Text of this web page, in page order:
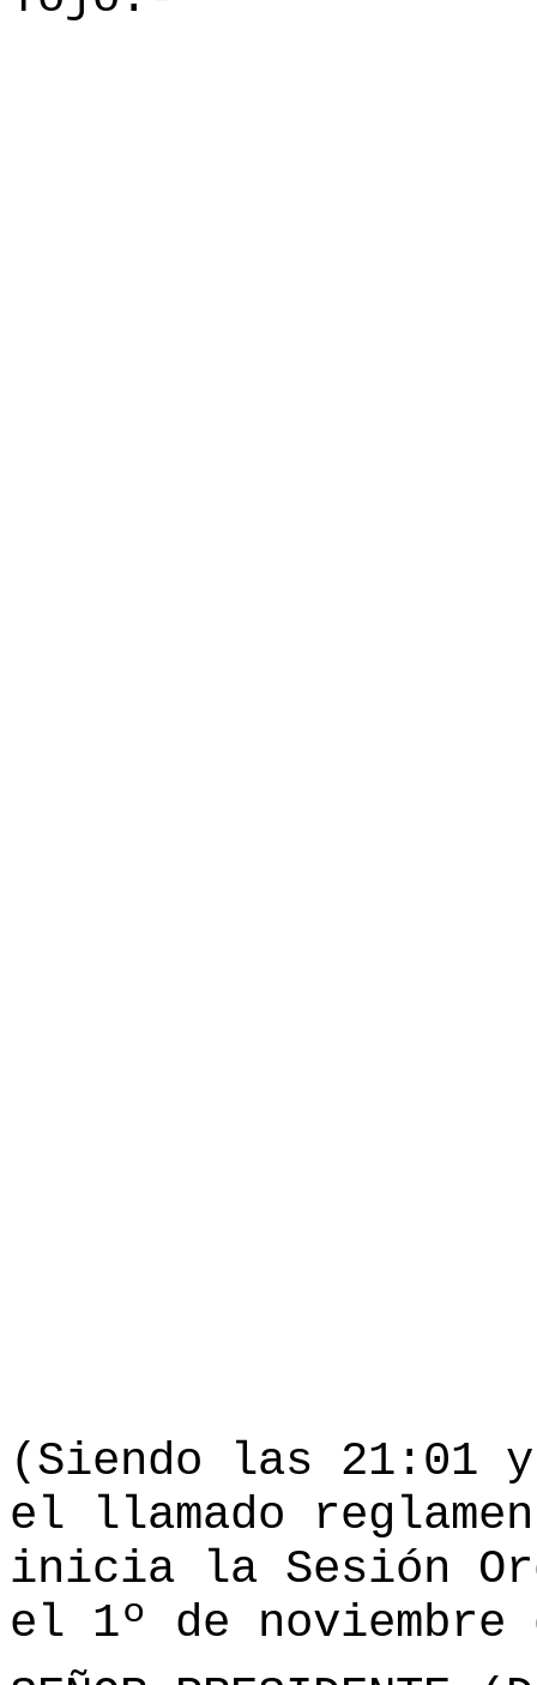
(Siendo las 21:01
el llamado
inicia la Sesión
el 1º de noviembre